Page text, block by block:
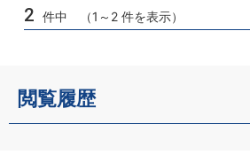
2 件中 （1～2 件を表示）
閲覧履歴